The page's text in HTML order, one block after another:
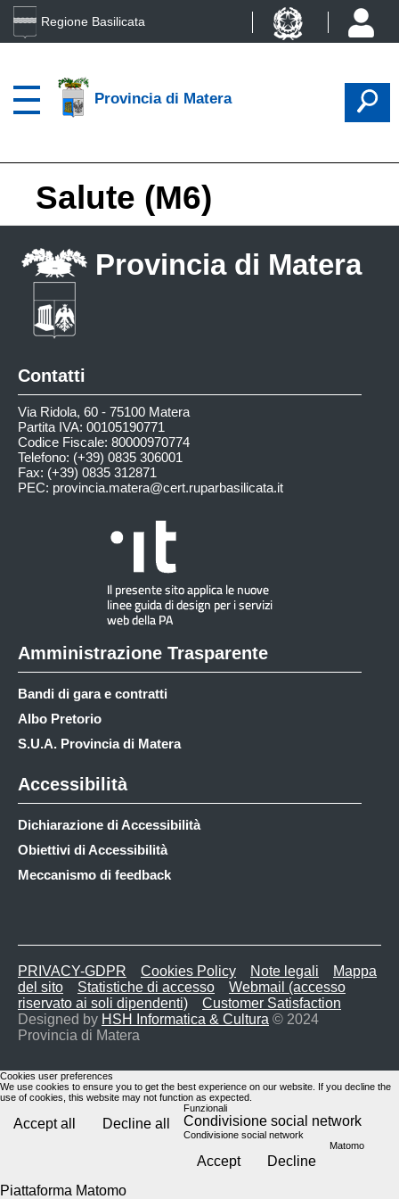
Regione Basilicata
Provincia di Matera
Salute (M6)
Provincia di Matera
Contatti
Via Ridola, 60 - 75100 Matera
Partita IVA: 00105190771
Codice Fiscale: 80000970774
Telefono: (+39) 0835 306001
Fax: (+39) 0835 312871
PEC: provincia.matera@cert.ruparbasilicata.it
Amministrazione Trasparente
Bandi di gara e contratti
Albo Pretorio
S.U.A. Provincia di Matera
Accessibilità
Dichiarazione di Accessibilità
Obiettivi di Accessibilità
Meccanismo di feedback
PRIVACY-GDPR Cookies Policy Note legali
Mappa
del sito
Statistiche di accesso
Webmail (accesso
riservato ai soli dipendenti)
Customer Satisfaction
Designed by HSH Informatica & Cultura © 2024
Provincia di Matera
Cookies user preferences
We use cookies to ensure you to get the best experience on our website. If you decline the
use of cookies, this website may not function as expected.
Accept all Decline all
Funzionali
Condivisione social network
Condivisione social network
Accept Decline
Matomo
Piattaforma Matomo